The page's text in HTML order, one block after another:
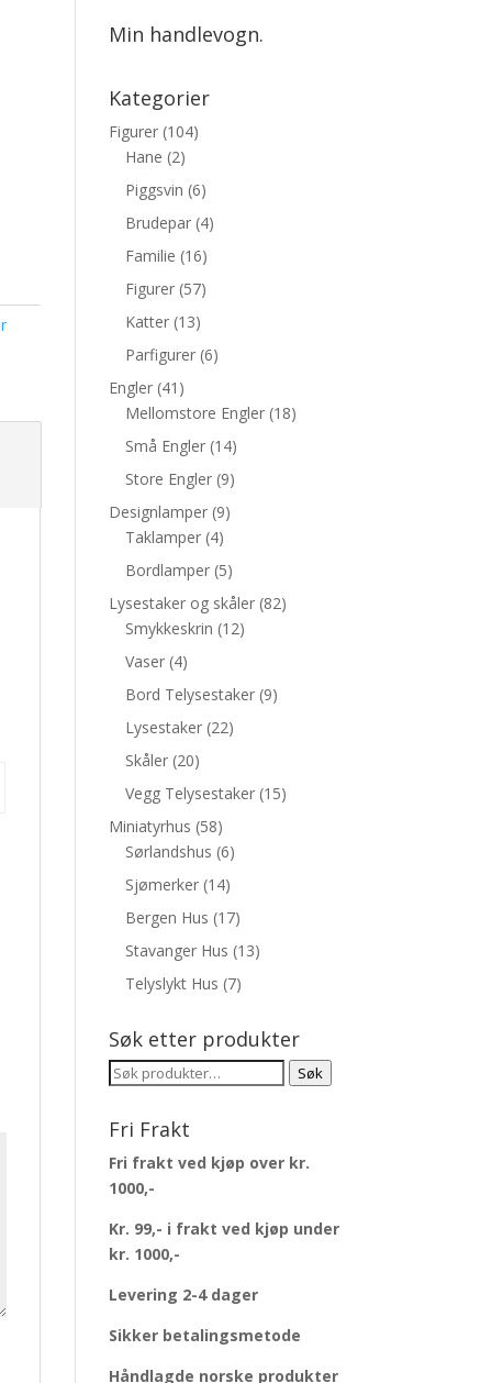
Min handlevogn.
Kategorier
Figurer (104)
Hane (2)
Piggsvin (6)
Brudepar (4)
Familie (16)
Figurer (57)
Katter (13)
Parfigurer (6)
Engler (41)
Mellomstore Engler (18)
Små Engler (14)
Store Engler (9)
Designlamper (9)
Taklamper (4)
Bordlamper (5)
Lysestaker og skåler (82)
Smykkeskrin (12)
Vaser (4)
Bord Telysestaker (9)
Lysestaker (22)
Skåler (20)
Vegg Telysestaker (15)
Miniatyrhus (58)
Sørlandshus (6)
Sjømerker (14)
Bergen Hus (17)
Stavanger Hus (13)
Telyslykt Hus (7)
Søk etter produkter
Søk
Søk
Fri Frakt
Fri frakt ved kjøp over kr.
1000,-
Kr. 99,- i frakt ved kjøp under
kr. 1000,-
Levering 2-4 dager
Sikker betalingsmetode
Håndlagde norske produkter